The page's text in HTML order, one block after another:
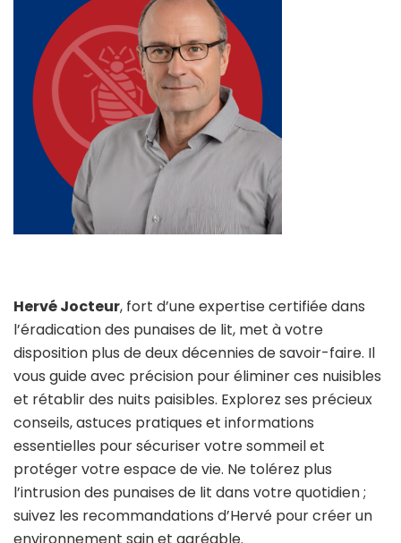
Hervé Jocteur, fort d’une expertise certifiée dans
l’éradication des punaises de lit, met à votre
disposition plus de deux décennies de savoir-faire. Il
vous guide avec précision pour éliminer ces nuisibles
et rétablir des nuits paisibles. Explorez ses précieux
conseils, astuces pratiques et informations
essentielles pour sécuriser votre sommeil et
protéger votre espace de vie. Ne tolérez plus
l’intrusion des punaises de lit dans votre quotidien ;
suivez les recommandations d’Hervé pour créer un
environnement sain et agréable.